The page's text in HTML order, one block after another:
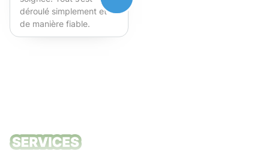
déroulé simplement et
de manière fiable.
Fortement recommandé !